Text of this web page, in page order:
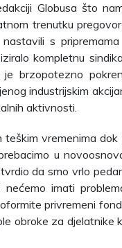
Globusa što
trenutku
s
kompletnu
brzopotezno
industrijskim
aktivnosti.
vremenima dok
u
da smo vrlo
nećemo imati
privremeni
obroke za djelatnike